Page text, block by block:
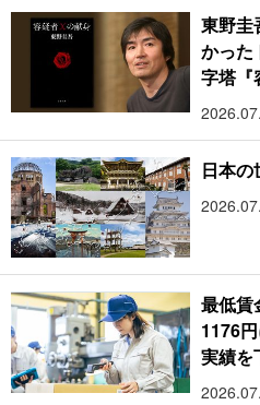
東野圭
かった
字塔『
日本
最低賃
1176
実績を